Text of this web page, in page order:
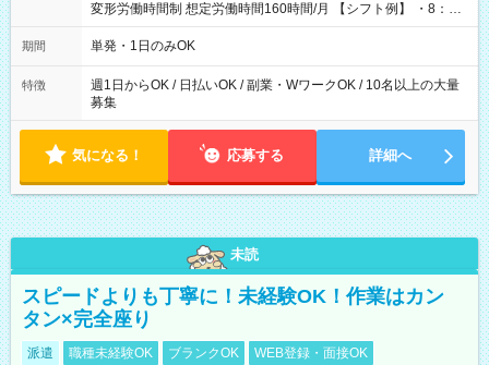
変形労働時間制 想定労働時間160時間/月 【シフト例】 ・8：00
～21：00
期間 単発・1日のみOK
特徴
週1日からOK / 日払いOK / 副業・WワークOK / 10名以上の大量
募集
気になる！ 応募する 詳細へ
未読
スピードよりも丁寧に！未経験OK！作業はカン
タン×完全座り
派遣 職種未経験OK ブランクOK WEB登録・面接OK